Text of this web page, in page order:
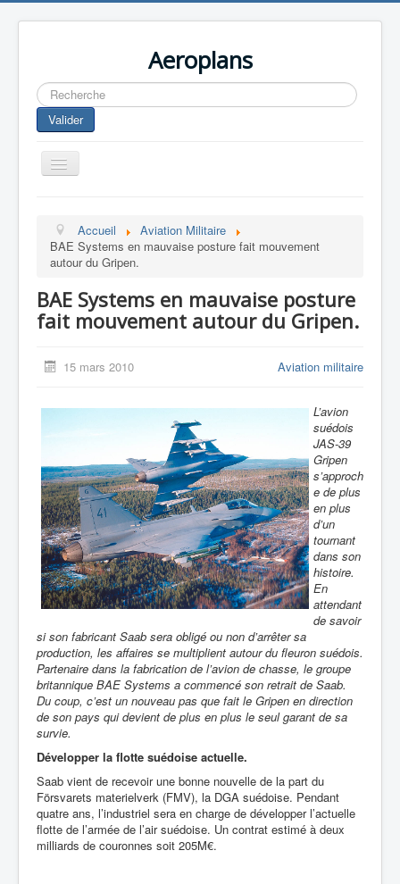
Aeroplans
Rechercher
Valider
Toggle
Navigation
Aviation Commerciale
Aviation d'Affaire
Aviation Militaire
Europespace
Drones
Accueil
Aviation Militaire
BAE Systems en mauvaise posture fait mouvement
autour du Gripen.
BAE Systems en mauvaise posture
fait mouvement autour du Gripen.
15 mars 2010 Aviation militaire
L’avion
suédois
JAS-39
Gripen
s’approch
e de plus
en plus
d’un
tournant
dans son
histoire.
En
attendant
de savoir
si son fabricant Saab sera obligé ou non d’arrêter sa
production, les affaires se multiplient autour du fleuron suédois.
Partenaire dans la fabrication de l’avion de chasse, le groupe
britannique BAE Systems a commencé son retrait de Saab.
Du coup, c’est un nouveau pas que fait le Gripen en direction
de son pays qui devient de plus en plus le seul garant de sa
survie.
Développer la flotte suédoise actuelle.
Saab vient de recevoir une bonne nouvelle de la part du
Försvarets materielverk (FMV), la DGA suédoise. Pendant
quatre ans, l’industriel sera en charge de développer l’actuelle
flotte de l’armée de l’air suédoise. Un contrat estimé à deux
milliards de couronnes soit 205M€.